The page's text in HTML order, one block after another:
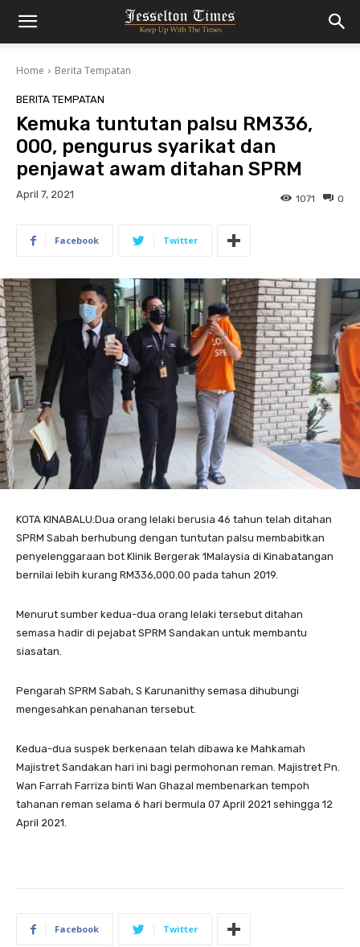
Home Berita Tempatan
BERITA TEMPATAN
Kemuka tuntutan palsu RM336,
000, pengurus syarikat dan
penjawat awam ditahan SPRM
April 7, 2021 0
1071
Facebook Twitter
KOTA KINABALU:Dua orang lelaki berusia 46 tahun telah ditahan
SPRM Sabah berhubung dengan tuntutan palsu membabitkan
penyelenggaraan bot Klinik Bergerak 1Malaysia di Kinabatangan
bernilai lebih kurang RM336,000.00 pada tahun 2019.
Menurut sumber kedua-dua orang lelaki tersebut ditahan
semasa hadir di pejabat SPRM Sandakan untuk membantu
siasatan.
Pengarah SPRM Sabah, S Karunanithy semasa dihubungi
mengesahkan penahanan tersebut.
Kedua-dua suspek berkenaan telah dibawa ke Mahkamah
Majistret Sandakan hari ini bagi permohonan reman. Majistret Pn.
Wan Farrah Farriza binti Wan Ghazal membenarkan tempoh
tahanan reman selama 6 hari bermula 07 April 2021 sehingga 12
April 2021.
Facebook Twitter